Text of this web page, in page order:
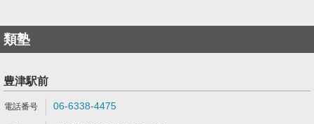
類塾
豊津駅前
06-6338-4475